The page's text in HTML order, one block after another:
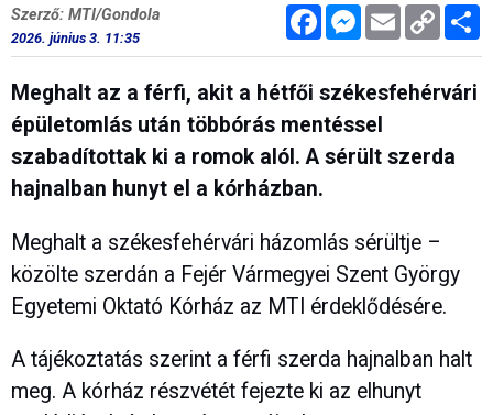
FacebookMessenger
Email Copy
Link
Szerző: MTI/Gondola
2026. június 3. 11:35
Meghalt az a férfi, akit a hétfői székesfehérvári
épületomlás után többórás mentéssel
szabadítottak ki a romok alól. A sérült szerda
hajnalban hunyt el a kórházban.
Meghalt a székesfehérvári házomlás sérültje –
közölte szerdán a Fejér Vármegyei Szent György
Egyetemi Oktató Kórház az MTI érdeklődésére.
A tájékoztatás szerint a férfi szerda hajnalban halt
meg. A kórház részvétét fejezte ki az elhunyt